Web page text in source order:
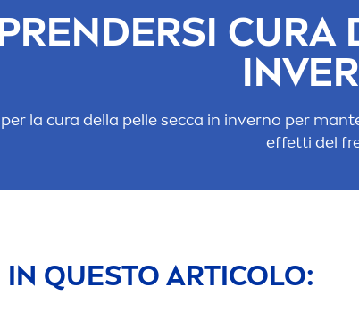
CURA
la cura della pelle secca in inverno per
effetti del
QUESTO ARTICOLO: